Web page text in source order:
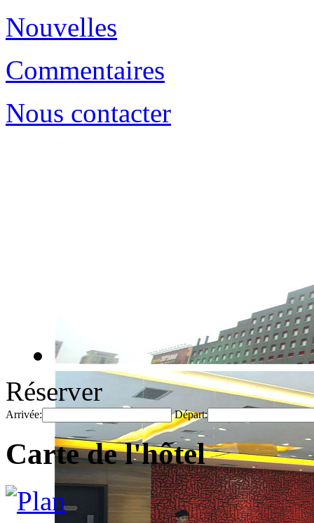
Nouvelles
Commentaires
Nous contacter
Réserver
Arrivée: Départ:
Carte de l'hôtel